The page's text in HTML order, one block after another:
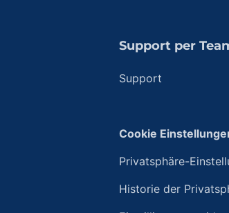
Support per
Support
Cookie
Privatsphäre-
Historie der